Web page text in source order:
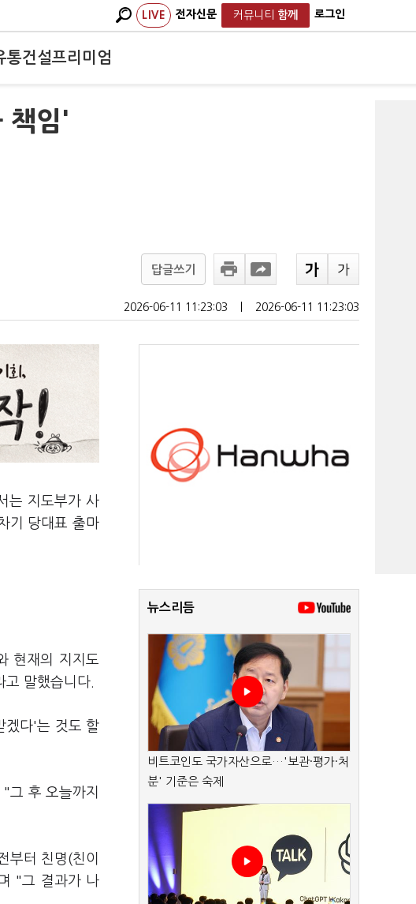
LIVE 전자신문 커뮤니티 함께 로그인
통건설프리미엄
책임'
답글쓰기
2026-06-11 11:23:03 2026-06-11 11:23:03
는 지도부가 사
기 당대표 출마
현재의 지지도
말했습니다.
겠다'는 것도 할
그 후 오늘까지
부터 친명(친이
"그 결과가 나
뉴스리듬
비트코인도 국가자산으로…'보관·평가·처
분' 기준은 숙제